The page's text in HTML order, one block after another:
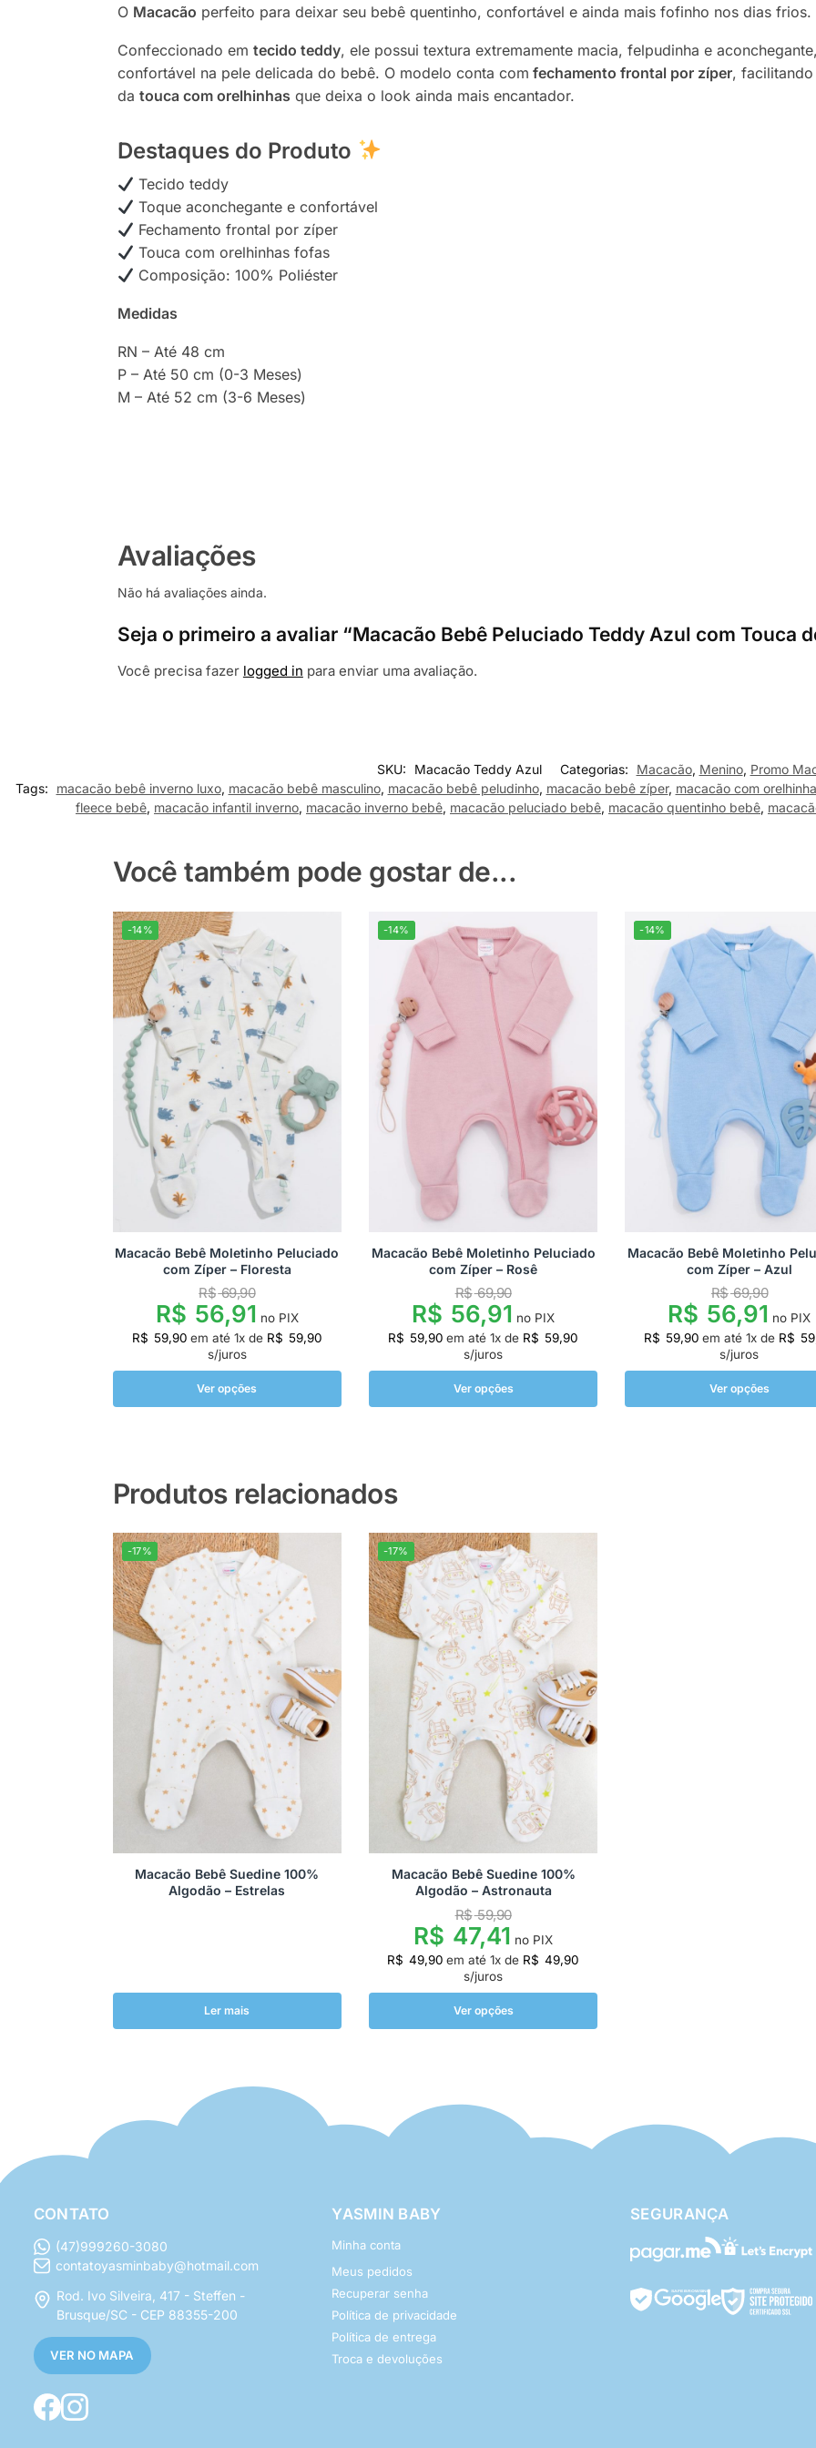
O Macacão perfeito para deixar seu bebê quentinho, confortável e ainda mais fofinho nos dias frios.
Confeccionado em tecido teddy, ele possui textura extremamente macia, felpudinha e
confortável na pele delicada do bebê. O modelo conta com fechamento frontal por zíper,
da touca com orelhinhas que deixa o look ainda mais encantador.
Destaques do Produto
Tecido teddy
Toque aconchegante e confortável
Fechamento frontal por zíper
Touca com orelhinhas fofas
Composição: 100% Poliéster
Medidas
RN – Até 48 cm
P – Até 50 cm (0-3 Meses)
M – Até 52 cm (3-6 Meses)
Avaliações
Não há avaliações ainda.
Seja o primeiro a avaliar “Macacão Bebê Peluciado Teddy Azul com Touca
Você precisa fazer logged in para enviar uma avaliação.
SKU: Macacão Teddy Azul Categorias: Macacão, Menino, Promo
Tags:
macacão bebê inverno luxo, macacão bebê masculino, macacão bebê peludinho, macacão bebê zíper, macacão com orelhinha
fleece bebê, macacão infantil inverno, macacão inverno bebê, macacão peluciado bebê, macacão quentinho bebê,
Você também pode gostar de...
-14%
Macacão Bebê Moletinho Peluciado
com Zíper – Floresta
R$69,90
R$ 56,91 no PIX
R$ 59,90 em até 1x de R$ 59,90
s/juros
Ver opções
-14%
Macacão Bebê Moletinho Peluciado
com Zíper – Rosê
R$69,90
R$ 56,91 no PIX
R$ 59,90 em até1x de R$ 59,90
s/juros
Ver opções
-14%
Macacão Bebê Moletinho
com Zíper – Azul
R$69,90
R$ 56,91 no PIX
R$ 59,90 em até1x de R$
s/juros
Ver opções
Produtos relacionados
-17%
Macacão Bebê Suedine 100%
Algodão – Estrelas
Ler mais
-17%
Macacão Bebê Suedine 100%
Algodão – Astronauta
R$59,90
R$ 47,41 no PIX
R$ 49,90 em até1x de R$ 49,90
s/juros
Ver opções
CONTATO
(47)999260-3080
contatoyasminbaby@hotmail.com
Rod. Ivo Silveira, 417 - Steffen -
Brusque/SC - CEP 88355-200
VER NO MAPA
YASMIN BABY
Minha conta
Meus pedidos
Recuperar senha
Política de privacidade
Política de entrega
Troca e devoluções
SEGURANÇA